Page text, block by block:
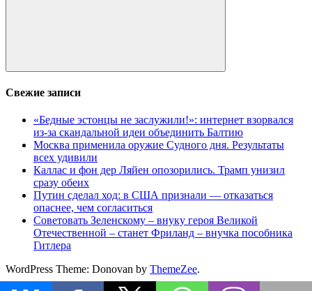
Поиск
Свежие записи
«Бедные эстонцы не заслужили!»: интернет взорвался
из-за скандальной идеи объединить Балтию
Москва применила оружие Судного дня. Результаты
всех удивили
Каллас и фон дер Ляйен опозорились. Трамп унизил
сразу обеих
Путин сделал ход: в США признали — отказаться
опаснее, чем согласиться
Советовать Зеленскому – внуку героя Великой
Отечественной – станет Фриланд – внучка пособника
Гитлера
WordPress Theme: Donovan by ThemeZee.